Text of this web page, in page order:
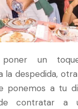
poner un
la despedida,
ponemos a tu
de contratar a